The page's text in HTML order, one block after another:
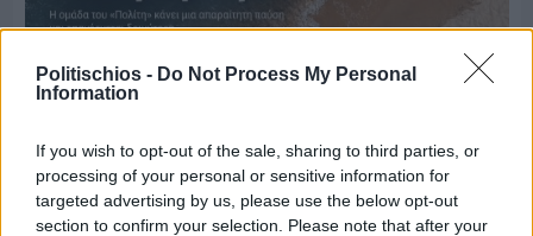
Politischios - Do Not Process My Personal
Information
If you wish to opt-out of the sale, sharing to third parties, or
processing of your personal or sensitive information for
targeted advertising by us, please use the below opt-out
section to confirm your selection. Please note that after your